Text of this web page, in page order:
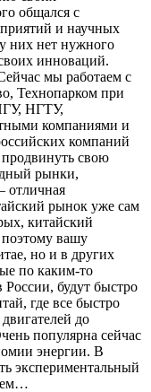
общался с
и научных
них нет нужного
инноваций.
мы работаем с
Технопарком при
НГТУ,
компаниями и
компаний
свою
рынки,
отличная
рынок уже сам
китайский
поэтому вашу
но и в других
по каким-то
будут быстро
где все быстро
до
популярна сейчас
энергии. В
экспериментальный